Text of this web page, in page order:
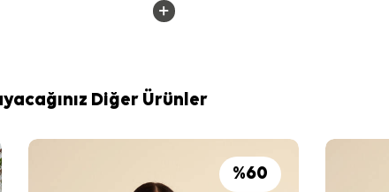
Diğer Ürünler
%60